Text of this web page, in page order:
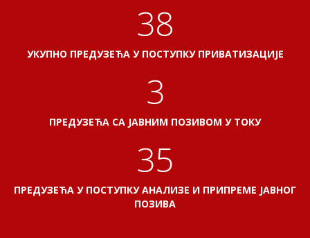
41
УКУПНО ПРЕДУЗЕЋА У ПОСТУПКУ ПРИВАТИЗАЦИЈЕ
3
ПРЕДУЗЕЋА СА ЈАВНИМ ПОЗИВОМ У ТОКУ
38
ПРЕДУЗЕЋА У ПОСТУПКУ АНАЛИЗЕ И ПРИПРЕМЕ ЈАВНОГ
ПОЗИВА